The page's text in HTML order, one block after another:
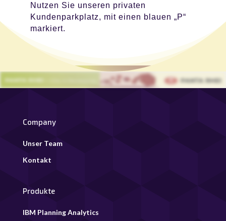
Nutzen Sie unseren privaten
Kundenparkplatz, mit einen blauen „P“
markiert.
Company
Unser Team
Kontakt
Produkte
IBM Planning Analytics